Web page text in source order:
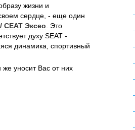
жизни и
сердце, - еще один
СЕАТ Эксео . Это
духу SEAT -
динамика, спортивный
уносит Вас от них